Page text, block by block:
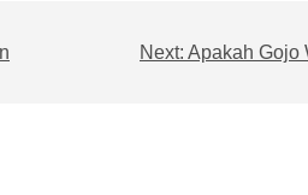
Next: Apakah Gojo